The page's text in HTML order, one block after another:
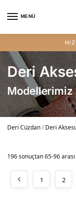
MENÜ
Deri
Modellerimiz
Deri Cüzdan/Deri
196 sonuçtan 65-96
1 2